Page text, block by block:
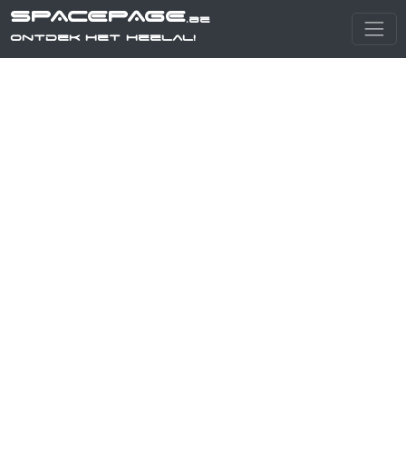
SPACEPAGE.be
Ontdek het heelal!